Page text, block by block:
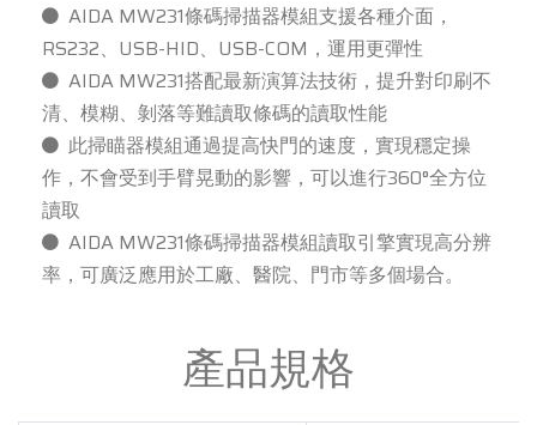
AIDA MW231條碼掃描器模組支援各種介面，
RS232、USB-HID、USB-COM，運用更彈性
AIDA MW231搭配最新演算法技術，提升對印刷不
清、模糊、剝落等難讀取條碼的讀取性能
此掃瞄器模組通過提高快門的速度，實現穩定操
作，不會受到手臂晃動的影響，可以進行360°全方位
讀取
AIDA MW231條碼掃描器模組讀取引擎實現高分辨
率，可廣泛應用於工廠、醫院、門市等多個場合。
產品規格